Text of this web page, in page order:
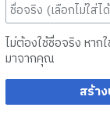
ไม่ต้องใช้ชื่อจริง หาก
มาจากคุณ
สร้า